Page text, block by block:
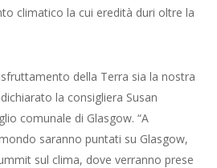
climatico la cui eredità duri oltre la
della Terra sia la nostra
la consigliera Susan
comunale di Glasgow. “A
saranno puntati su Glasgow,
sul clima, dove verranno prese